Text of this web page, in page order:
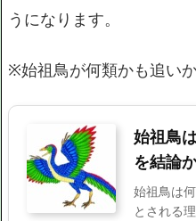
うになります。
※始祖鳥が何類かも追いか
始祖鳥
を結論
始祖鳥は
とされる